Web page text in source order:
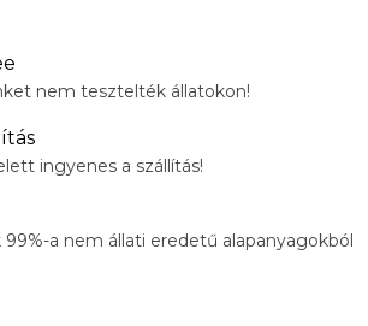
nem tesztelték állatokon!
ingyenes a szállítás!
99%-a nem állati eredetű alapanyagokból